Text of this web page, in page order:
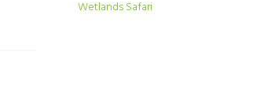
Wetlands Safari